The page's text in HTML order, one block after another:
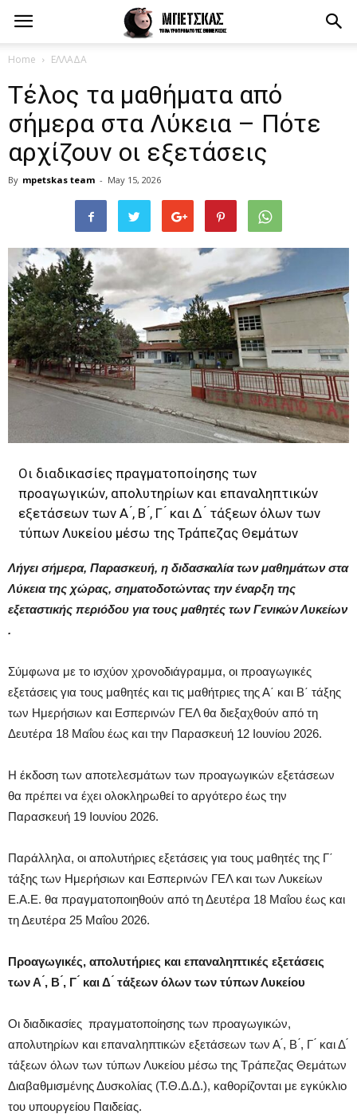
Home ΕΛΛΑΔΑ
Τέλος τα μαθήματα από
σήμερα στα Λύκεια – Πότε
αρχίζουν οι εξετάσεις
By mpetskas team - May 15, 2026
Οι διαδικασίες πραγματοποίησης των
προαγωγικών, απολυτηρίων και επαναληπτικών
εξετάσεων των Α ́, Β ́, Γ ́ και Δ ́ τάξεων όλων των
τύπων Λυκείου μέσω της Τράπεζας Θεμάτων
Λήγει σήμερα, Παρασκευή, η διδασκαλία των μαθημάτων στα
Λύκεια της χώρας, σηματοδοτώντας την έναρξη της
εξεταστικής περιόδου για τους μαθητές των Γενικών Λυκείων
.
Σύμφωνα με το ισχύον χρονοδιάγραμμα, οι προαγωγικές
εξετάσεις για τους μαθητές και τις μαθήτριες της Α΄ και Β΄ τάξης
των Ημερήσιων και Εσπερινών ΓΕΛ θα διεξαχθούν από τη
Δευτέρα 18 Μαΐου έως και την Παρασκευή 12 Ιουνίου 2026.
Η έκδοση των αποτελεσμάτων των προαγωγικών εξετάσεων
θα πρέπει να έχει ολοκληρωθεί το αργότερο έως την
Παρασκευή 19 Ιουνίου 2026.
Παράλληλα, οι απολυτήριες εξετάσεις για τους μαθητές της Γ΄
τάξης των Ημερήσιων και Εσπερινών ΓΕΛ και των Λυκείων
Ε.Α.Ε. θα πραγματοποιηθούν από τη Δευτέρα 18 Μαΐου έως και
τη Δευτέρα 25 Μαΐου 2026.
Προαγωγικές, απολυτήριες και επαναληπτικές εξετάσεις
των Α ́, Β ́, Γ ́ και Δ ́ τάξεων όλων των τύπων Λυκείου
Οι διαδικασίες πραγματοποίησης των προαγωγικών,
απολυτηρίων και επαναληπτικών εξετάσεων των Α ́, Β ́, Γ ́ και Δ ́
τάξεων όλων των τύπων Λυκείου μέσω της Τράπεζας Θεμάτων
Διαβαθμισμένης Δυσκολίας (Τ.Θ.Δ.Δ.), καθορίζονται με εγκύκλιο
του υπουργείου Παιδείας.